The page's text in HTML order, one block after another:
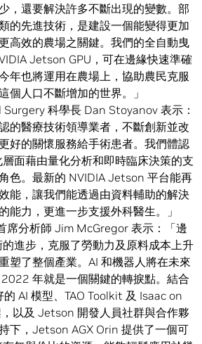
，還要解決許多不斷出現的變數。部
的先進技術，是建設一個能變得更加
高效的農場之關鍵。我們的全自動曳
Jetson GPU，可在邊緣快速準確
年也將運用在農場上，協助農民克服
個人口不斷增加的世界。」
科學長 Dan Stoyanov 表示：
的醫療技術領導業者，不斷創新並改
好的關懷服務給手術患者。我們體認
面藉由量化分析和即時臨床決策的支
色。最新的 NVIDIA Jetson 平台能再
能，讓我們能透過由資料輔助的解決
能力，更進一步支援外科醫生。」
席分析師 Jim McGregor 表示：「邊
進步，克服了勞動力及原料成本上升
塑了整個產業。AI 和機器人將在未來
年就是一個關鍵的轉捩點。結合
AI 模型、TAO Toolkit 及 Isaac on
以及 Jetson 開發人員社群與合作夥
下，Jetson AGX Orin 提供了一個可